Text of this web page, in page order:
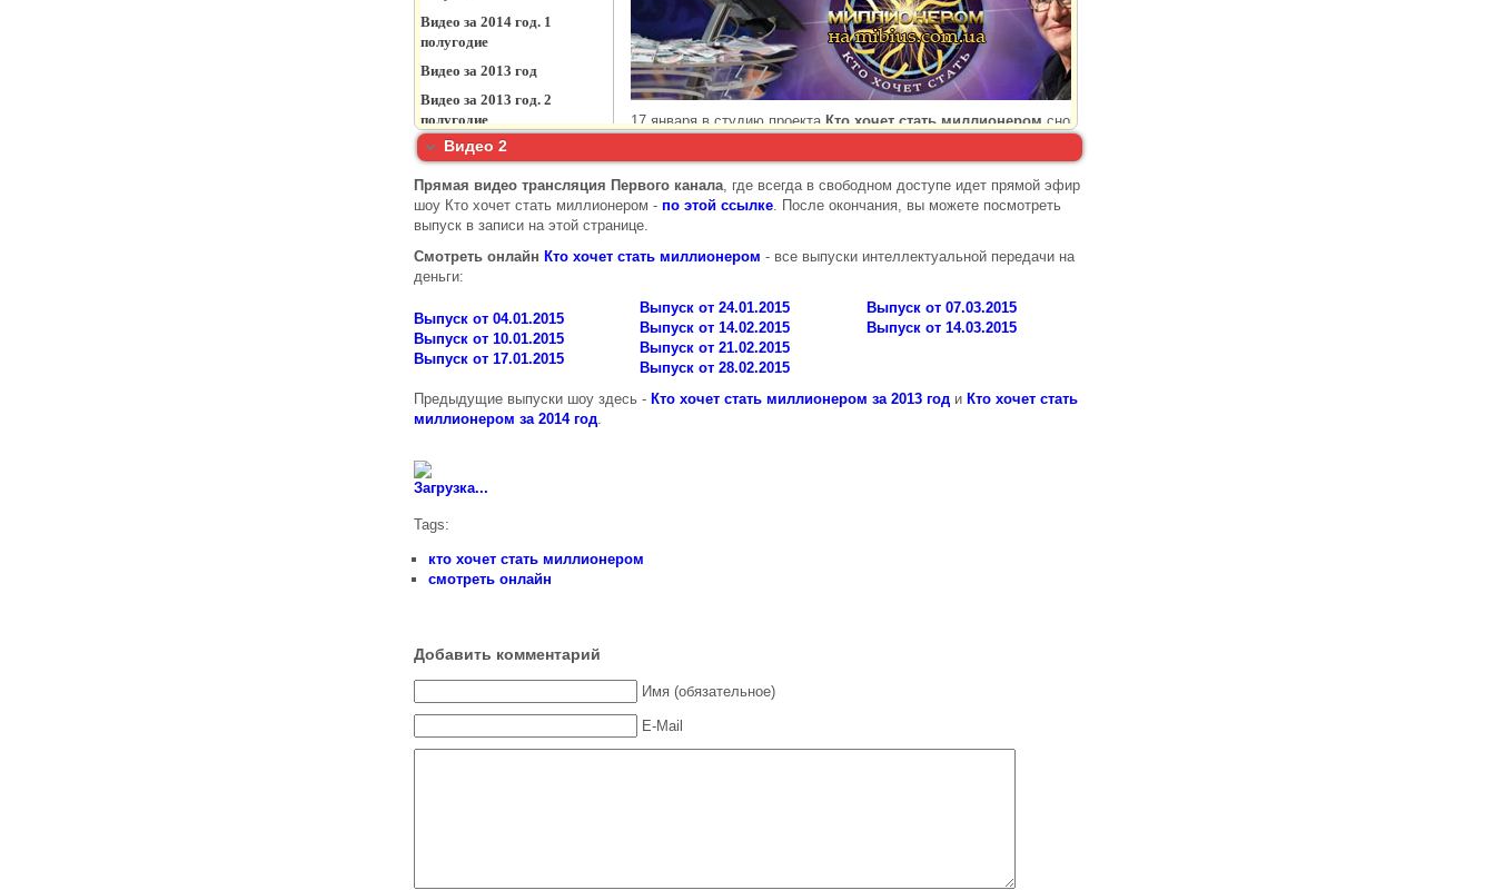
Видео 2
Прямая видео трансляция Первого канала, где всегда в свободном доступе идет прямой эфир
шоу Кто хочет стать миллионером - по этой ссылке. После окончания, вы можете посмотреть
выпуск в записи на этой странице.
Смотреть онлайн Кто хочет стать миллионером - все выпуски интеллектуальной передачи на
деньги:
Выпуск от 04.01.2015
Выпуск от 10.01.2015
Выпуск от 17.01.2015
Выпуск от 24.01.2015
Выпуск от 14.02.2015
Выпуск от 21.02.2015
Выпуск от 28.02.2015
Выпуск от 07.03.2015
Выпуск от 14.03.2015
Предыдущие выпуски шоу здесь - Кто хочет стать миллионером за 2013 год и Кто хочет стать
миллионером за 2014 год.
Загрузка...
Tags:
кто хочет стать миллионером
смотреть онлайн
Добавить комментарий
Имя (обязательное)
E-Mail